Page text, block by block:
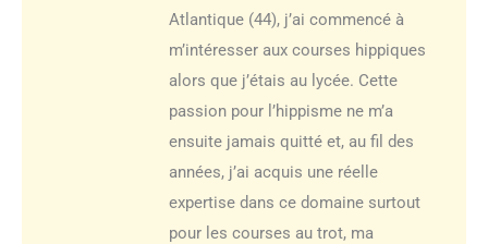
Atlantique (44), j’ai commencé à
m’intéresser aux courses hippiques
alors que j’étais au lycée. Cette
passion pour l’hippisme ne m’a
ensuite jamais quitté et, au fil des
années, j’ai acquis une réelle
expertise dans ce domaine surtout
pour les courses au trot, ma